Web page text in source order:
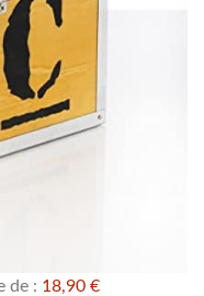
de : 18,90 €